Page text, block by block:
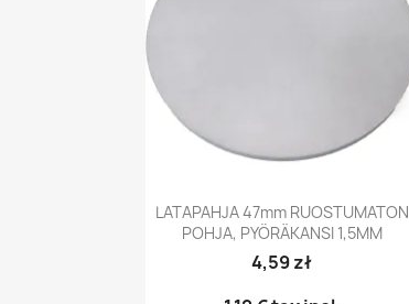
Pikakatselu
LATAPAHJA 47mm RUOSTUMATON
POHJA, PYÖRÄKANSI 1,5MM
4,59 zł